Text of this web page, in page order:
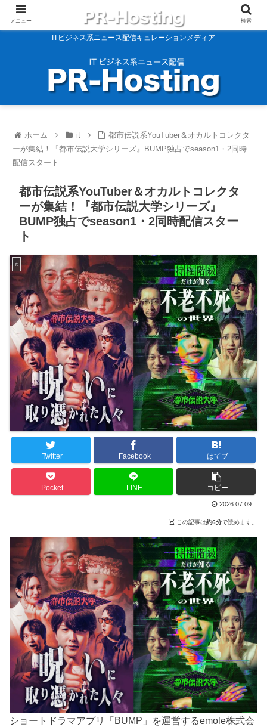
ITビジネス系ニュース配信キュレーションメディア
ホーム it
都市伝説系YouTuber＆オカルトコレクタ
ーが集結！『都市伝説大学シリーズ』BUMP独占でseason1・2同時
配信スタート
都市伝説系YouTuber＆オカルトコレクタ
ーが集結！『都市伝説大学シリーズ』
BUMP独占でseason1・2同時配信スター
ト
it
Twitter Facebook はてブ
Pocket LINE コピー
2026.07.09
この記事は約6分で読めます。
ショートドラマアプリ「BUMP」を運営するemole株式会
メニュー 検索